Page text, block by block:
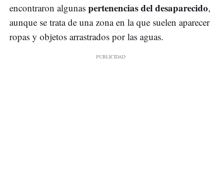
encontraron algunas pertenencias del desaparecido,
aunque se trata de una zona en la que suelen aparecer
ropas y objetos arrastrados por las aguas.